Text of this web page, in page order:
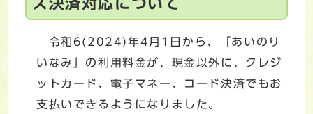
ス決済対応について
令和6(2024)年4月1日から、「あいのり
いなみ」の利用料金が、現金以外に、クレジ
ットカード、電子マネー、コード決済でもお
支払いできるようになりました。